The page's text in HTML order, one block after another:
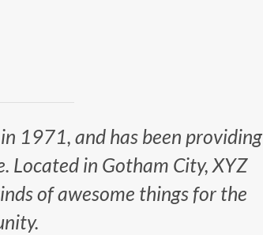
1971, and has been providing
Located in Gotham City, XYZ
of awesome things for the